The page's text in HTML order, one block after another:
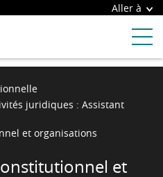
Aller à
juridiques : Assistant
et organisations
et